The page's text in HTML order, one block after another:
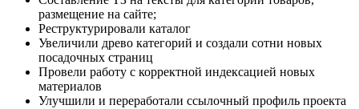
размещение на сайте;
Реструктурировали каталог
Увеличили древо категорий и создали сотни новых
посадочных страниц
Провели работу с корректной индексацией новых
материалов
Улучшили и переработали ссылочный профиль проекта